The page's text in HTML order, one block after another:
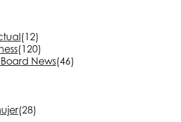
(12)
(120)
News(46)
(28)